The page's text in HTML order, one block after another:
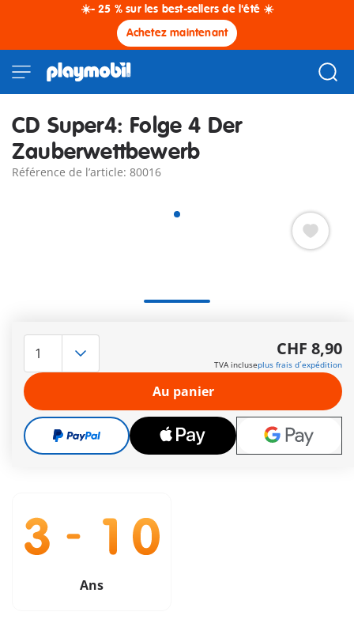
☀️- 25 % sur les best-sellers de l'été ☀️
Achetez maintenant
CD Super4: Folge 4 Der
Zauberwettbewerb
Référence de l’article: 80016
Le délai de livraison est actuellement de 3 à 6 jours
Livraison gratuite à partir de CHF 99
CHF 8,90
TVA incluse plus frais d´expédition
CHF 8,90
TVA incluseplus frais d´expédition
Au panier
Ans